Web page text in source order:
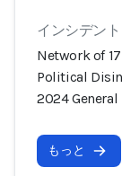
インシデン
Network of
Political
2024
もっと